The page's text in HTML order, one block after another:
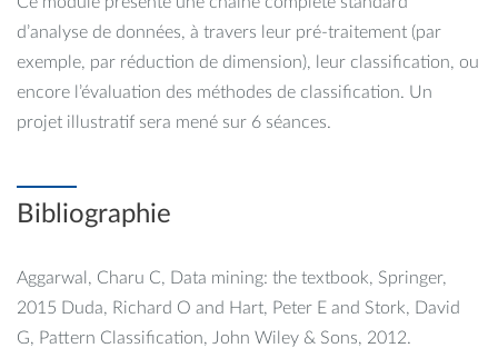
d’analyse de données, à travers leur pré-traitement (par
exemple, par réduction de dimension), leur classification, ou
encore l’évaluation des méthodes de classification. Un
projet illustratif sera mené sur 6 séances.
Bibliographie
Aggarwal, Charu C, Data mining: the textbook, Springer,
2015 Duda, Richard O and Hart, Peter E and Stork, David
G, Pattern Classification, John Wiley & Sons, 2012.